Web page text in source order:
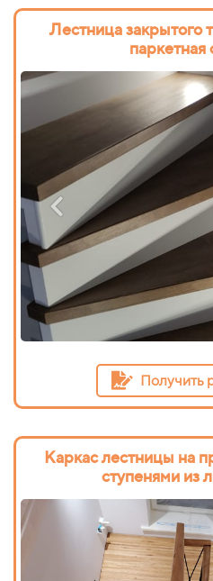
Лестница закрытого
паркетная
Получить
Каркас лестницы на
ступенями из